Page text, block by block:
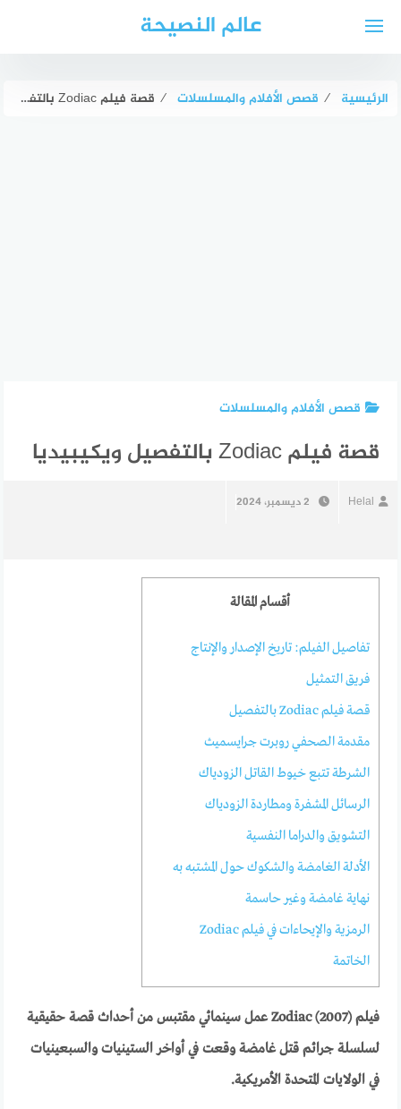
عالم النصيحة
الرئيسية ⁄ قصص الأفلام والمسلسلات ⁄ قصة فيلم Zodiac بالتفصيل ويكيبيديا
قصص الأفلام والمسلسلات
قصة فيلم Zodiac بالتفصيل ويكيبيديا
Helal 2 ديسمبر، 2024
أقسام المقالة
تفاصيل الفيلم: تاريخ الإصدار والإنتاج
فريق التمثيل
قصة فيلم Zodiac بالتفصيل
مقدمة الصحفي روبرت جرايسميث
الشرطة تتبع خيوط القاتل الزودياك
الرسائل المشفرة ومطاردة الزودياك
التشويق والدراما النفسية
الأدلة الغامضة والشكوك حول المشتبه به
نهاية غامضة وغير حاسمة
الرمزية والإيحاءات في فيلم Zodiac
الخاتمة
فيلم Zodiac (2007) عمل سينمائي مقتبس من أحداث قصة حقيقية
لسلسلة جرائم قتل غامضة وقعت في أواخر الستينيات والسبعينيات
في الولايات المتحدة الأمريكية.